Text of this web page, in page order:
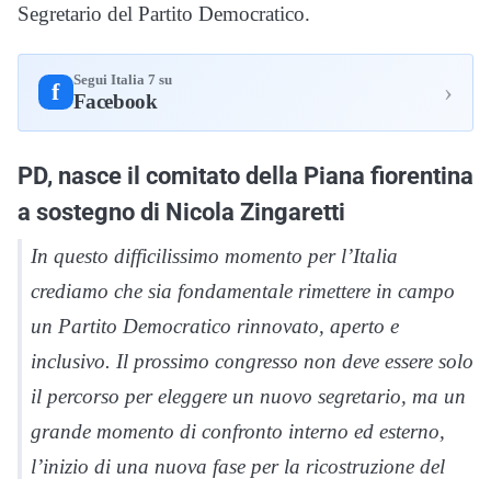
Segretario del Partito Democratico.
f Segui Italia 7 su
Facebook ›
PD, nasce il comitato della Piana fiorentina
a sostegno di Nicola Zingaretti
In questo difficilissimo momento per l’Italia
crediamo che sia fondamentale rimettere in campo
un Partito Democratico rinnovato, aperto e
inclusivo. Il prossimo congresso non deve essere solo
il percorso per eleggere un nuovo segretario, ma un
grande momento di confronto interno ed esterno,
l’inizio di una nuova fase per la ricostruzione del